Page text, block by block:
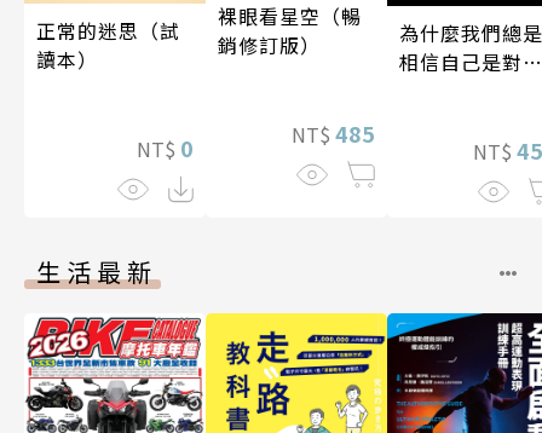
正常的迷思（試
讀本）
NT$ 0
裸眼看星空（暢
銷修訂版）
NT$ 485
為什麼我們總是
相信自己是對
NT$
生活最新